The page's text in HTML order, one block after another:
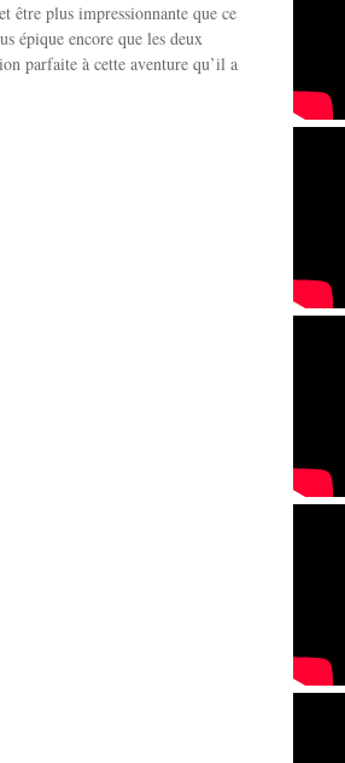
être plus impressionnante que ce
épique encore que les deux
parfaite à cette aventure qu’il a